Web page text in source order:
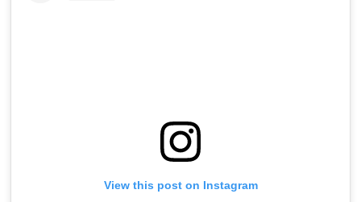
View this post on Instagram